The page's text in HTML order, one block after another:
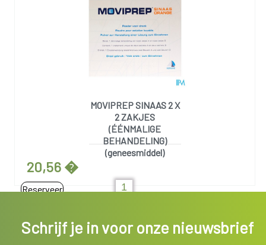
MOVIPREP SINAAS 2 X
2 ZAKJES
(ÉÉNMALIGE
BEHANDELING)
(geneesmiddel)
20,56 �
Reserveer
Schrijf je in voor onze nieuwsbrief